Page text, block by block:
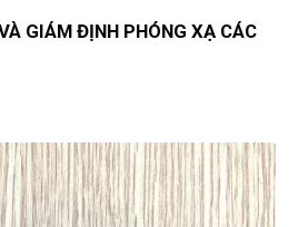
GIÁM ĐỊNH PHÓNG XẠ CÁC